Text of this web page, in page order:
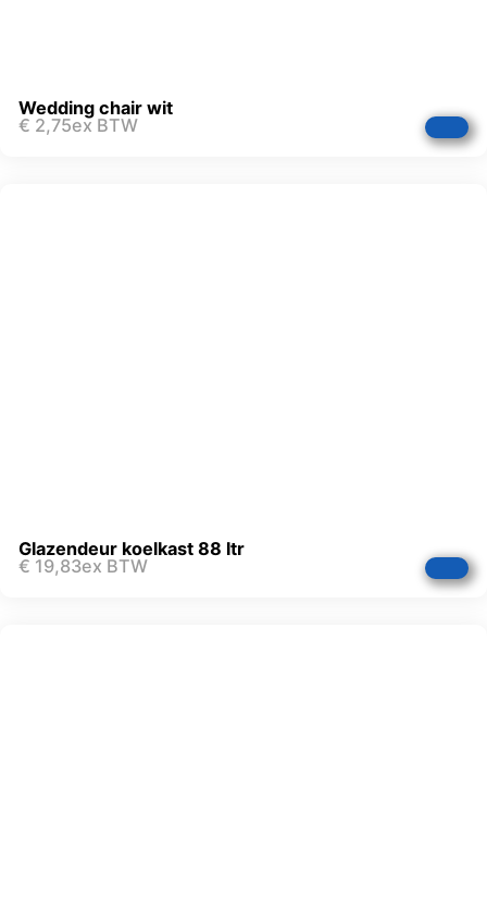
Wedding chair wit
€ 2,75ex BTW
Glazendeur koelkast 88 ltr
€ 19,83ex BTW